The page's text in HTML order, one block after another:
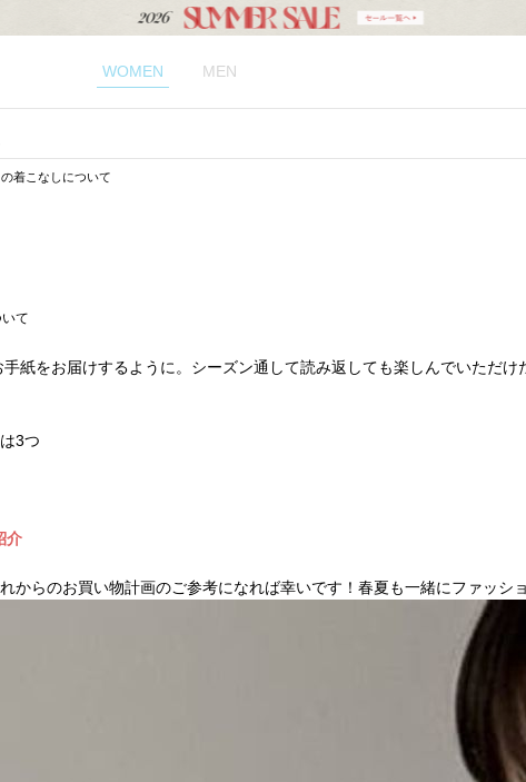
WOMEN MEN
着こなしについて
て
紙をお届けするように。シーズン通して読み返しても楽しんでいただ
3つ
介
からのお買い物計画のご参考になれば幸いです！春夏も一緒にファッシ